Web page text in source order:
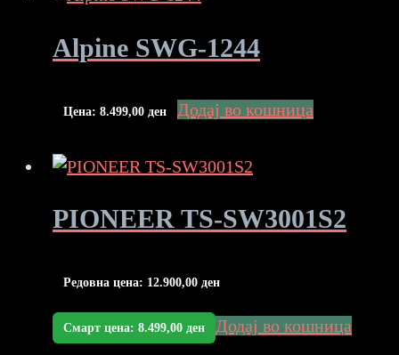
Alpine SWG-1244
Цена: 8.499,00 ден Додај во кошница
PIONEER TS-SW3001S2
Редовна цена: 12.900,00 ден
Смарт цена: 8.499,00 ден Додај во кошница